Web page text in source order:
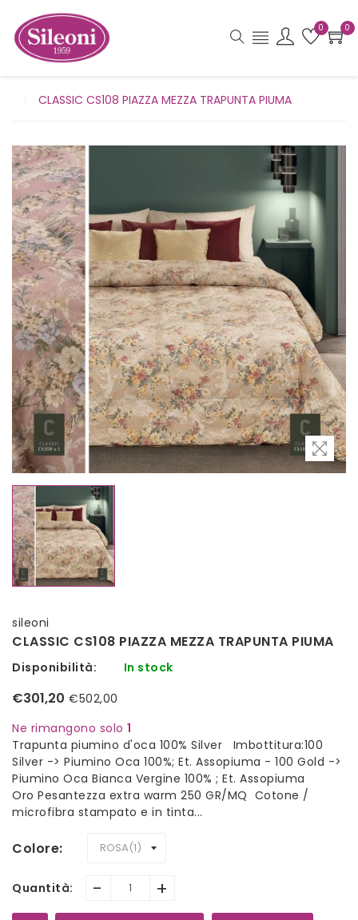
0 0
CLASSIC CS108 PIAZZA MEZZA TRAPUNTA PIUMA
sileoni
CLASSIC CS108 PIAZZA MEZZA TRAPUNTA PIUMA
Disponibilità: In stock
€301,20 €502,00
Ne rimangono solo 1
Trapunta piumino d'oca 100% Silver Imbottitura:100
Silver -> Piumino Oca 100%; Et. Assopiuma - 100 Gold ->
Piumino Oca Bianca Vergine 100% ; Et. Assopiuma
Oro Pesantezza extra warm 250 GR/MQ Cotone /
microfibra stampato e in tinta...
Colore
Quantità: - +